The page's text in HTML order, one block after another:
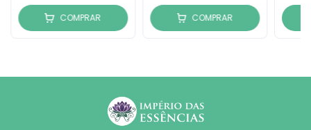
COMPRAR COMPRAR